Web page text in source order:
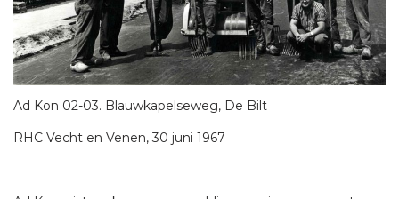
Ad Kon 02-03. Blauwkapelseweg, De Bilt
RHC Vecht en Venen, 30 juni 1967